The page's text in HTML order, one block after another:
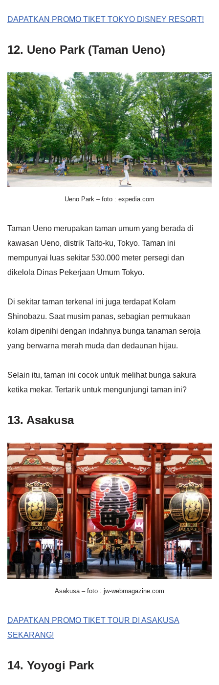
DAPATKAN PROMO TIKET TOKYO DISNEY RESORT!
12. Ueno Park (Taman Ueno)
Ueno Park – foto : expedia.com
Taman Ueno merupakan taman umum yang berada di
kawasan Ueno, distrik Taito-ku, Tokyo. Taman ini
mempunyai luas sekitar 530.000 meter persegi dan
dikelola Dinas Pekerjaan Umum Tokyo.
Di sekitar taman terkenal ini juga terdapat Kolam
Shinobazu. Saat musim panas, sebagian permukaan
kolam dipenihi dengan indahnya bunga tanaman seroja
yang berwarna merah muda dan dedaunan hijau.
Selain itu, taman ini cocok untuk melihat bunga sakura
ketika mekar. Tertarik untuk mengunjungi taman ini?
13. Asakusa
Asakusa – foto : jw-webmagazine.com
DAPATKAN PROMO TIKET TOUR DI ASAKUSA
SEKARANG!
14. Yoyogi Park